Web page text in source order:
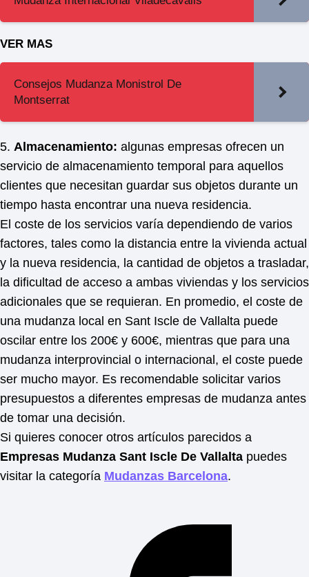
VER MAS
Consejos Mudanza Monistrol De
Montserrat
5. Almacenamiento: algunas empresas ofrecen un
servicio de almacenamiento temporal para aquellos
clientes que necesitan guardar sus objetos durante un
tiempo hasta encontrar una nueva residencia.
El coste de los servicios varía dependiendo de varios
factores, tales como la distancia entre la vivienda actual
y la nueva residencia, la cantidad de objetos a trasladar,
la dificultad de acceso a ambas viviendas y los servicios
adicionales que se requieran. En promedio, el coste de
una mudanza local en Sant Iscle de Vallalta puede
oscilar entre los 200€ y 600€, mientras que para una
mudanza interprovincial o internacional, el coste puede
ser mucho mayor. Es recomendable solicitar varios
presupuestos a diferentes empresas de mudanza antes
de tomar una decisión.
Si quieres conocer otros artículos parecidos a
Empresas Mudanza Sant Iscle De Vallalta puedes
visitar la categoría Mudanzas Barcelona.